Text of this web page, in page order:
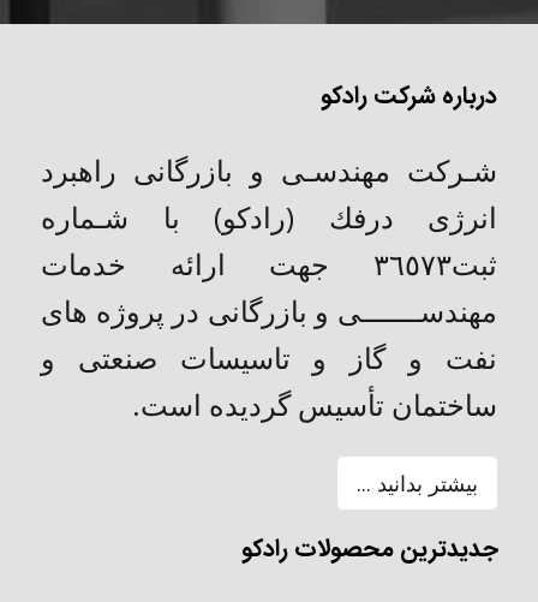
درباره شرکت رادکو
شـركت مهندسـی و بازرگانی راهبرد
انرژی درفك (رادکو) با شـماره
ثبت٣٦٥٧٣ جهت ارائه خدمات
مهندســـــــی و بازرگانی در پروژه های
نفت و گاز و تاسیسات صنعتی و
ساختمان تأسیس گردیده است.
بیشتر بدانید ...
جدیدترین محصولات رادکو